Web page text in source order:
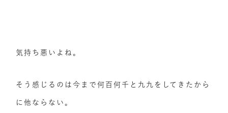
気持ち悪いよね。
そう感じるのは今まで何百何千と九九をしてきたから
に他ならない。